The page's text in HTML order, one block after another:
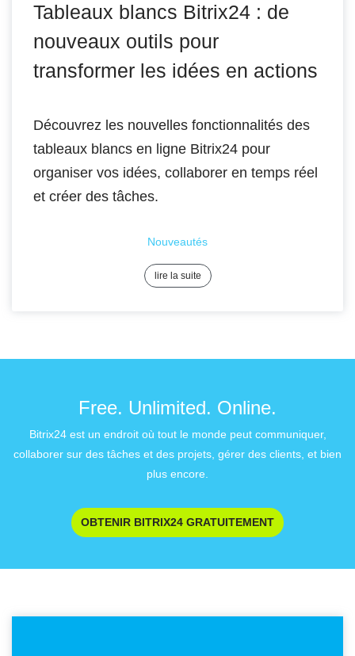
Tableaux blancs Bitrix24 : de
nouveaux outils pour
transformer les idées en actions
Découvrez les nouvelles fonctionnalités des
tableaux blancs en ligne Bitrix24 pour
organiser vos idées, collaborer en temps réel
et créer des tâches.
lire la suite
Nouveautés
Free. Unlimited. Online.
Bitrix24 est un endroit où tout le monde peut communiquer,
collaborer sur des tâches et des projets, gérer des clients, et bien
plus encore.
OBTENIR BITRIX24 GRATUITEMENT